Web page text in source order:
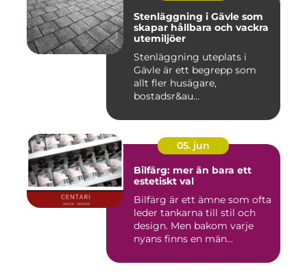
Stenläggning i Gävle som
skapar hållbara och vackra
utemiljöer
Stenläggning uteplats i
Gävle är ett begrepp som
allt fler husägare,
bostadsr&au...
05. jun
Bilfärg: mer än bara ett
estetiskt val
Bilfärg är ett ämne som ofta
leder tankarna till stil och
design. Men bakom varje
nyans finns en män...